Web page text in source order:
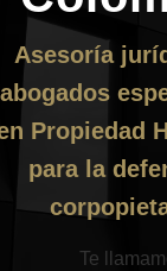
Asesoría
abogados
Propiedad
para la
Te